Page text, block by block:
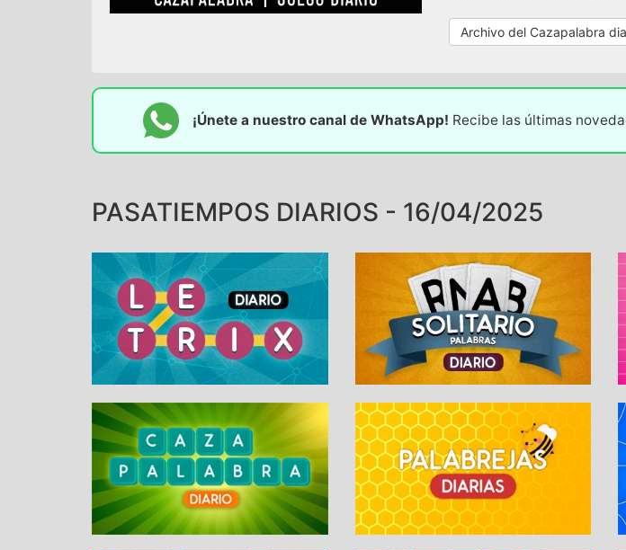
Archivo del Cazapalabra
¡Únete a nuestro canal de WhatsApp! Recibe las últimas
PASATIEMPOS DIARIOS - 16/04/2025